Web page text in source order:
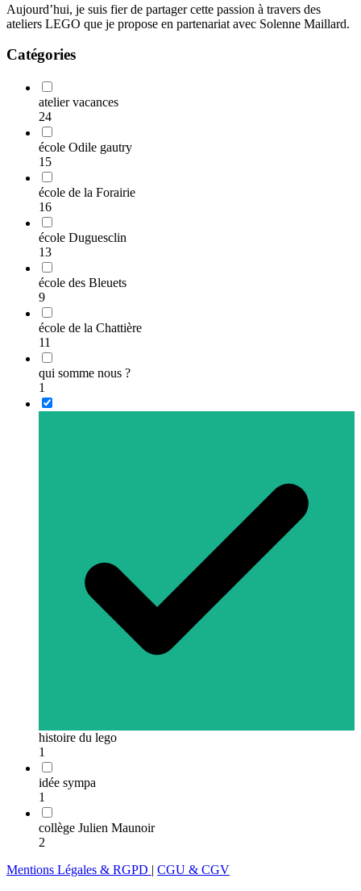
Aujourd’hui, je suis fier de partager cette passion à travers des
ateliers LEGO que je propose en partenariat avec Solenne Maillard.
Catégories
atelier vacances
24
école Odile gautry
15
école de la Forairie
16
école Duguesclin
13
école des Bleuets
9
école de la Chattière
11
qui somme nous ?
1
histoire du lego
1
idée sympa
1
collège Julien Maunoir
2
Mentions Légales & RGPD | CGU & CGV